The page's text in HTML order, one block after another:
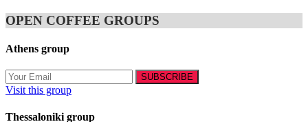
OPEN COFFEE GROUPS
Athens group
Visit this group
Thessaloniki group